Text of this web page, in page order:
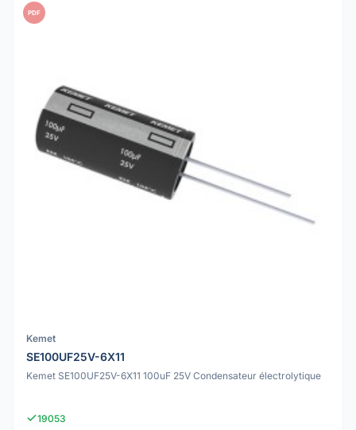
PDF
Kemet
SE100UF25V-6X11
Kemet SE100UF25V-6X11 100uF 25V Condensateur électrolytique
19053